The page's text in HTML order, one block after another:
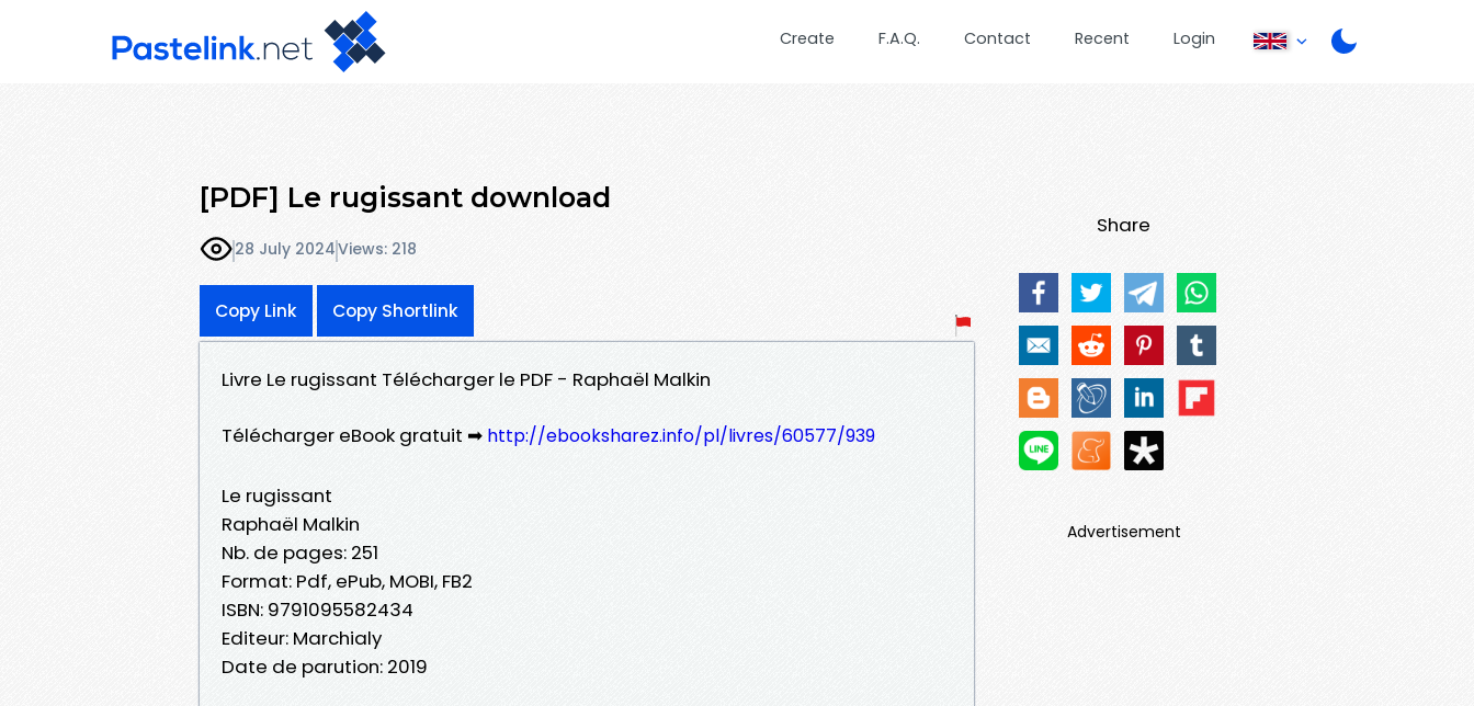
Create F.A.Q. Contact Recent Login
[PDF] Le rugissant download
28 July 2024Views: 218
Copy Link Copy Shortlink
Livre Le rugissant Télécharger le PDF - Raphaël Malkin
Télécharger eBook gratuit ➡ http://ebooksharez.info/pl/livres/60577/939
Le rugissant
Raphaël Malkin
Nb. de pages: 251
Format: Pdf, ePub, MOBI, FB2
ISBN: 9791095582434
Editeur: Marchialy
Date de parution: 2019
Share
Advertisement